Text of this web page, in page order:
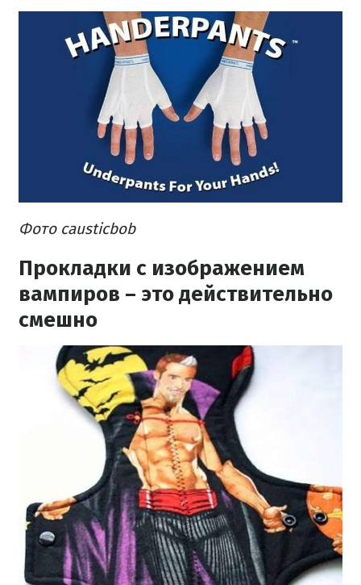
Фото causticbob
Прокладки с изображением
вампиров – это действительно
смешно